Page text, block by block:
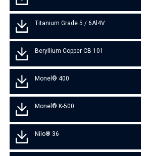
Titanium Grade 5 / 6Al4V
Beryllium Copper CB 101
Monel® 400
Monel® K-500
Nilo® 36